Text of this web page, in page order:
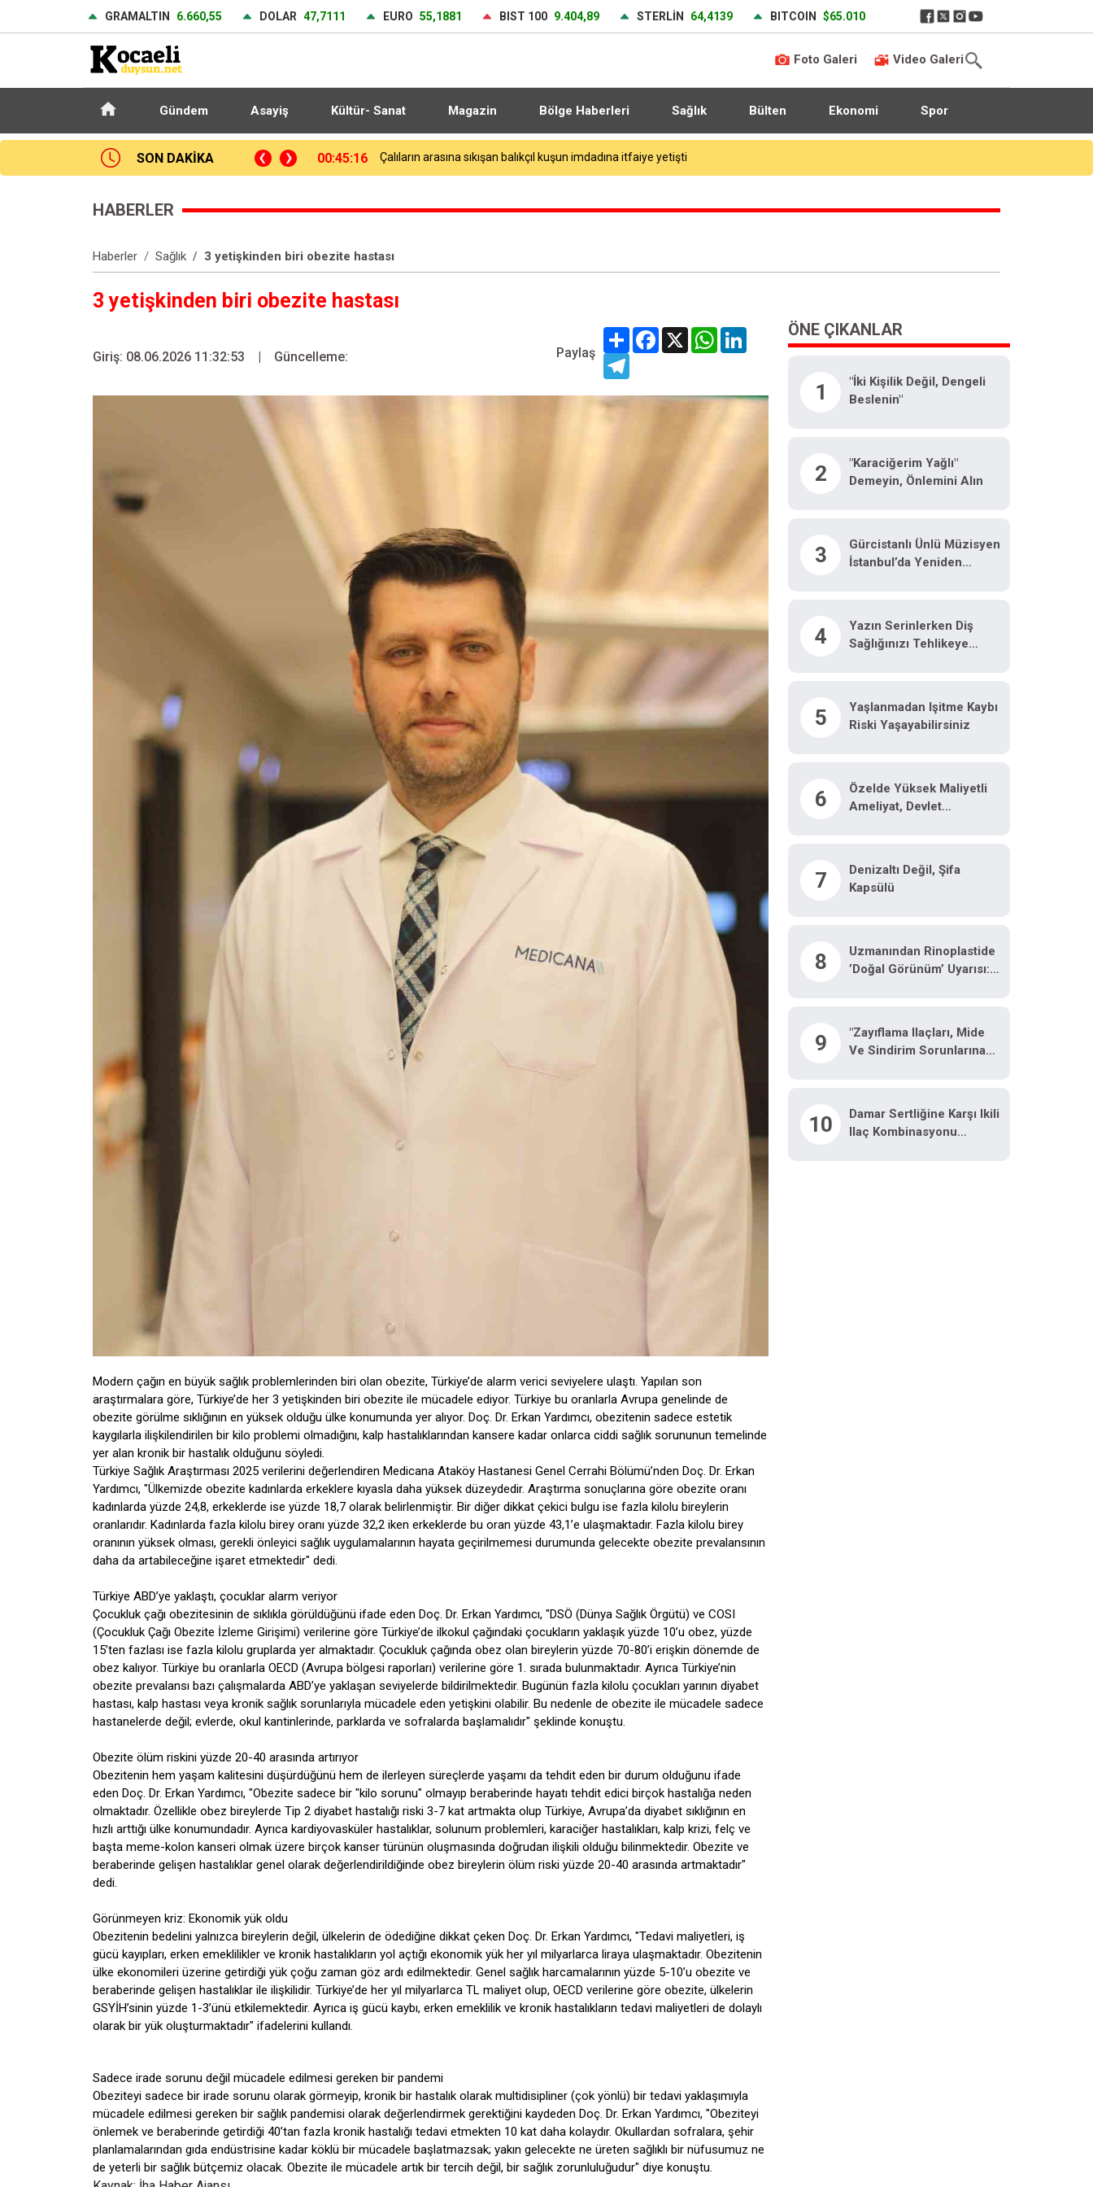
GRAMALTIN 6.660,55 DOLAR 47,7111 EURO 55,1881 BIST 100 9.404,89 STERLİN 64,4139 BITCOIN $65.010
Foto Galeri Video Galeri
Gündem Asayiş Kültür- Sanat Magazin Bölge Haberleri Sağlık Bülten Ekonomi Spor
SON DAKİKA
balıkçıl kuşun imdadına itfaiye yetişti 00:24:22 Avcılar’da balık tutarken denize düşen kişi hayatını kaybetti
HABERLER
Haberler Sağlık 3 yetişkinden biri obezite hastası
3 yetişkinden biri obezite hastası
Giriş: 08.06.2026 11:32:53 | Güncelleme: Paylaş
ShareFacebook
X WhatsAppLinkedIn
Telegram
Modern çağın en büyük sağlık problemlerinden biri olan obezite, Türkiye’de alarm verici seviyelere ulaştı. Yapılan son
araştırmalara göre, Türkiye’de her 3 yetişkinden biri obezite ile mücadele ediyor. Türkiye bu oranlarla Avrupa genelinde de
obezite görülme sıklığının en yüksek olduğu ülke konumunda yer alıyor. Doç. Dr. Erkan Yardımcı, obezitenin sadece estetik
kaygılarla ilişkilendirilen bir kilo problemi olmadığını, kalp hastalıklarından kansere kadar onlarca ciddi sağlık sorununun temelinde
yer alan kronik bir hastalık olduğunu söyledi.
Türkiye Sağlık Araştırması 2025 verilerini değerlendiren Medicana Ataköy Hastanesi Genel Cerrahi Bölümü’nden Doç. Dr. Erkan
Yardımcı, "Ülkemizde obezite kadınlarda erkeklere kıyasla daha yüksek düzeydedir. Araştırma sonuçlarına göre obezite oranı
kadınlarda yüzde 24,8, erkeklerde ise yüzde 18,7 olarak belirlenmiştir. Bir diğer dikkat çekici bulgu ise fazla kilolu bireylerin
oranlarıdır. Kadınlarda fazla kilolu birey oranı yüzde 32,2 iken erkeklerde bu oran yüzde 43,1’e ulaşmaktadır. Fazla kilolu birey
oranının yüksek olması, gerekli önleyici sağlık uygulamalarının hayata geçirilmemesi durumunda gelecekte obezite prevalansının
daha da artabileceğine işaret etmektedir" dedi.
Türkiye ABD’ye yaklaştı, çocuklar alarm veriyor
Çocukluk çağı obezitesinin de sıklıkla görüldüğünü ifade eden Doç. Dr. Erkan Yardımcı, "DSÖ (Dünya Sağlık Örgütü) ve COSI
(Çocukluk Çağı Obezite İzleme Girişimi) verilerine göre Türkiye’de ilkokul çağındaki çocukların yaklaşık yüzde 10’u obez, yüzde
15’ten fazlası ise fazla kilolu gruplarda yer almaktadır. Çocukluk çağında obez olan bireylerin yüzde 70-80’i erişkin dönemde de
obez kalıyor. Türkiye bu oranlarla OECD (Avrupa bölgesi raporları) verilerine göre 1. sırada bulunmaktadır. Ayrıca Türkiye’nin
obezite prevalansı bazı çalışmalarda ABD’ye yaklaşan seviyelerde bildirilmektedir. Bugünün fazla kilolu çocukları yarının diyabet
hastası, kalp hastası veya kronik sağlık sorunlarıyla mücadele eden yetişkini olabilir. Bu nedenle de obezite ile mücadele sadece
hastanelerde değil; evlerde, okul kantinlerinde, parklarda ve sofralarda başlamalıdır" şeklinde konuştu.
Obezite ölüm riskini yüzde 20-40 arasında artırıyor
Obezitenin hem yaşam kalitesini düşürdüğünü hem de ilerleyen süreçlerde yaşamı da tehdit eden bir durum olduğunu ifade
eden Doç. Dr. Erkan Yardımcı, "Obezite sadece bir "kilo sorunu" olmayıp beraberinde hayatı tehdit edici birçok hastalığa neden
olmaktadır. Özellikle obez bireylerde Tip 2 diyabet hastalığı riski 3-7 kat artmakta olup Türkiye, Avrupa’da diyabet sıklığının en
hızlı arttığı ülke konumundadır. Ayrıca kardiyovasküler hastalıklar, solunum problemleri, karaciğer hastalıkları, kalp krizi, felç ve
başta meme-kolon kanseri olmak üzere birçok kanser türünün oluşmasında doğrudan ilişkili olduğu bilinmektedir. Obezite ve
beraberinde gelişen hastalıklar genel olarak değerlendirildiğinde obez bireylerin ölüm riski yüzde 20-40 arasında artmaktadır"
dedi.
Görünmeyen kriz: Ekonomik yük oldu
Obezitenin bedelini yalnızca bireylerin değil, ülkelerin de ödediğine dikkat çeken Doç. Dr. Erkan Yardımcı, "Tedavi maliyetleri, iş
gücü kayıpları, erken emeklilikler ve kronik hastalıkların yol açtığı ekonomik yük her yıl milyarlarca liraya ulaşmaktadır. Obezitenin
ülke ekonomileri üzerine getirdiği yük çoğu zaman göz ardı edilmektedir. Genel sağlık harcamalarının yüzde 5-10’u obezite ve
beraberinde gelişen hastalıklar ile ilişkilidir. Türkiye’de her yıl milyarlarca TL maliyet olup, OECD verilerine göre obezite, ülkelerin
GSYİH’sinin yüzde 1-3’ünü etkilemektedir. Ayrıca iş gücü kaybı, erken emeklilik ve kronik hastalıkların tedavi maliyetleri de dolaylı
olarak bir yük oluşturmaktadır" ifadelerini kullandı.
Sadece irade sorunu değil mücadele edilmesi gereken bir pandemi
Obeziteyi sadece bir irade sorunu olarak görmeyip, kronik bir hastalık olarak multidisipliner (çok yönlü) bir tedavi yaklaşımıyla
mücadele edilmesi gereken bir sağlık pandemisi olarak değerlendirmek gerektiğini kaydeden Doç. Dr. Erkan Yardımcı, "Obeziteyi
önlemek ve beraberinde getirdiği 40’tan fazla kronik hastalığı tedavi etmekten 10 kat daha kolaydır. Okullardan sofralara, şehir
planlamalarından gıda endüstrisine kadar köklü bir mücadele başlatmazsak; yakın gelecekte ne üreten sağlıklı bir nüfusumuz ne
de yeterli bir sağlık bütçemiz olacak. Obezite ile mücadele artık bir tercih değil, bir sağlık zorunluluğudur" diye konuştu.
ÖNE ÇIKANLAR
1
"İki Kişilik Değil, Dengeli
Beslenin"
2
"Karaciğerim Yağlı"
Demeyin, Önlemini Alın
3
Gürcistanlı Ünlü Müzisyen
İstanbul’da Yeniden
Çıkacağım"
4
Yazın Serinlerken Diş
Sağlığınızı Tehlikeye
5
Yaşlanmadan Işitme Kaybı
Riski Yaşayabilirsiniz
6
Özelde Yüksek Maliyetli
Ameliyat, Devlet
7
Denizaltı Değil, Şifa
Kapsülü
8
Uzmanından Rinoplastide
’doğal Görünüm’ Uyarısı:
9
"Zayıflama Ilaçları, Mide
Ve Sindirim Sorunlarına
10
Damar Sertliğine Karşı Ikili
Ilaç Kombinasyonu